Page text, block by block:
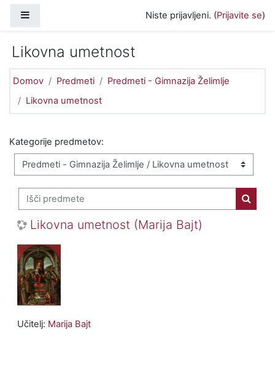
Niste prijavljeni. (Prijavite se)
Likovna umetnost
Domov Predmeti
Predmeti - Gimnazija Želimlje
Likovna umetnost
Kategorije predmetov:
Išči predmete
Išči
Likovna umetnost (Marija Bajt)
Učitelj: Marija Bajt